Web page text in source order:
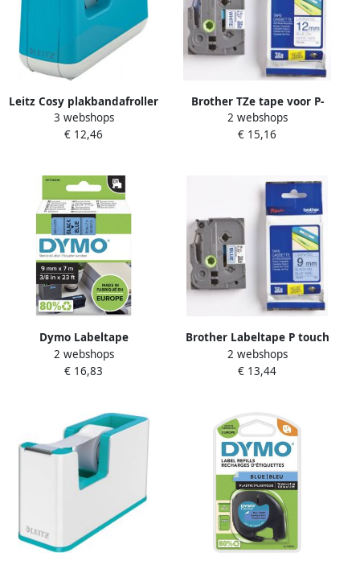
Leitz Cosy plakbandafroller
blauw
3 webshops
€ 12,46
Brother TZe tape voor P-
Touch 12 mm blauw op wit
2 webshops
€ 15,16
Dymo Labeltape
LabelManager D1 polyester
9mm zwart op blauw
2 webshops
€ 16,83
Brother Labeltape P touch
TZE521 9mm zwart op
blauw
2 webshops
€ 13,44